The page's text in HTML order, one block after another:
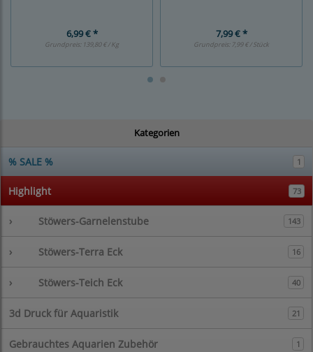
Kategorien
% SALE % 1
Highlight 73
› Stöwers-Garnelenstube 143
› Stöwers-Terra Eck 16
› Stöwers-Teich Eck 40
3d Druck für Aquaristik 21
Gebrauchtes Aquarien Zubehör 1
6,99 € *
Grundpreis: 139,80 € / Kg
7,99 € *
Grundpreis: 7,99 € / Stück